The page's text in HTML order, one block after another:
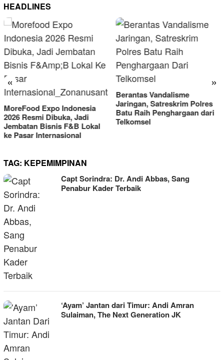
HEADLINES
« »
Berantas Vandalisme
Jaringan, Satreskrim Polres
Batu Raih Penghargaan dari
Telkomsel
RM OG Alami Kenaikan
Omset di Porprov IX Jatim
2025
TAG: KEPEMIMPINAN
Capt Sorindra: Dr. Andi Abbas, Sang
Penabur Kader Terbaik
‘Ayam’ Jantan dari Timur: Andi Amran
Sulaiman, The Next Generation JK